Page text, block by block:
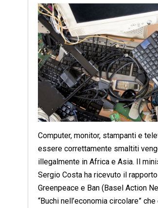
Computer, monitor, stampanti e
essere correttamente smaltiti
illegalmente in Africa e Asia. Il
Sergio Costa ha ricevuto il
Greenpeace e Ban (Basel Action
“Buchi nell’economia circolare”